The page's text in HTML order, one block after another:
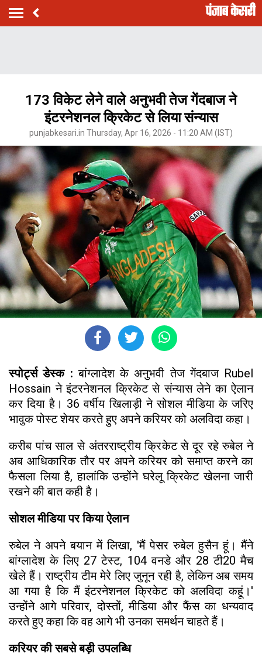
173 विकेट लेने वाले अनुभवी तेज गेंदबाज ने
इंटरनेशनल क्रिकेट से लिया संन्यास
punjabkesari.in Thursday, Apr 16, 2026 - 11:20 AM (IST)
स्पोर्ट्स डेस्क :बांग्लादेश के अनुभवी तेज गेंदबाज Rubel
Hossain ने इंटरनेशनल क्रिकेट से संन्यास लेने का ऐलान
कर दिया है। 36 वर्षीय खिलाड़ी ने सोशल मीडिया के जरिए
भावुक पोस्ट शेयर करते हुए अपने करियर को अलविदा कहा।
करीब पांच साल से अंतरराष्ट्रीय क्रिकेट से दूर रहे रुबेल ने
अब आधिकारिक तौर पर अपने करियर को समाप्त करने का
फैसला लिया है, हालांकि उन्होंने घरेलू क्रिकेट खेलना जारी
रखने की बात कही है।
सोशल मीडिया पर किया ऐलान
रुबेल ने अपने बयान में लिखा, 'मैं पेसर रुबेल हुसैन हूं। मैंने
बांग्लादेश के लिए 27 टेस्ट, 104 वनडे और 28 टी20 मैच
खेले हैं। राष्ट्रीय टीम मेरे लिए जुनून रही है, लेकिन अब समय
आ गया है कि मैं इंटरनेशनल क्रिकेट को अलविदा कहूं।'
उन्होंने आगे परिवार, दोस्तों, मीडिया और फैंस का धन्यवाद
करते हुए कहा कि वह आगे भी उनका समर्थन चाहते हैं।
करियर की सबसे बड़ी उपलब्धि